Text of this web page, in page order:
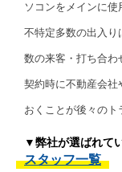
ソコンをメインに使
不特定多数の出入り
数の来客・打ち合わ
契約時に不動産会社
おくことが後々のト
▼弊社が選ばれて
スタッフ一覧